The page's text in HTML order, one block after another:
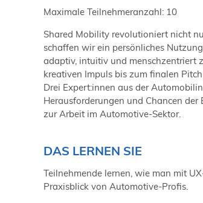
Maximale Teilnehmeranzahl: 10
Shared Mobility revolutioniert nicht
schaffen wir ein persönliches
adaptiv, intuitiv und menschzentriert
kreativen Impuls bis zum finalen
Drei Expert:innen aus der
Herausforderungen und Chancen
zur Arbeit im Automotive-Sektor.
DAS LERNEN SIE
Teilnehmende lernen, wie man mit
Praxisblick von Automotive-Profis.